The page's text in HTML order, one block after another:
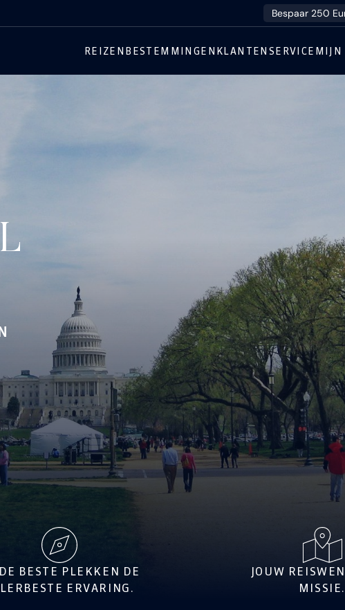
Bespaar 250
REIZEN BESTEMMINGEN KLANTENSERVICE MIJN
BESTE PLEKKEN DE
ERVARING.
JOUW
MISSIE.